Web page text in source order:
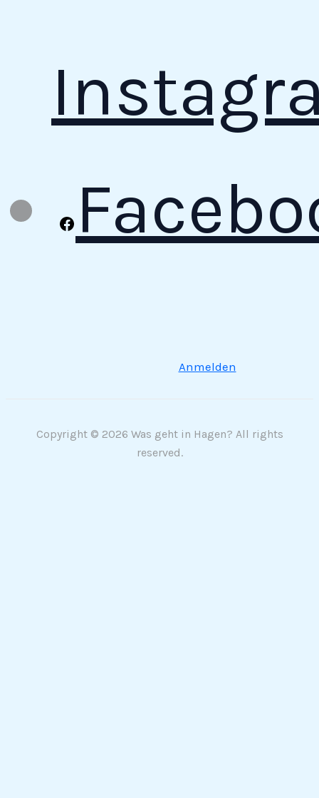
Anmelden
Copyright © 2026 Was geht in Hagen? All rights
reserved.